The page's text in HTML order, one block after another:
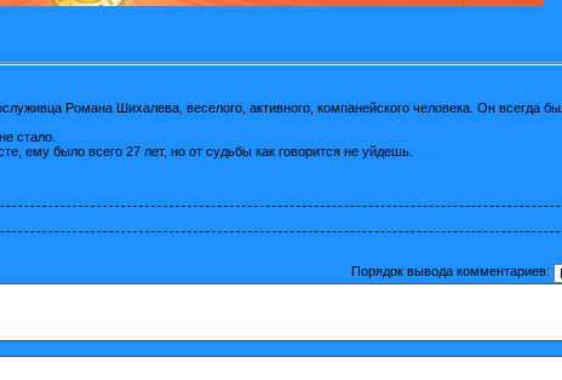
Романа Шихалева, веселого, активного, компанейского человека. Он всегда
стало.
ему было всего 27 лет, но от судьбы как говорится не уйдешь.
Порядок вывода комментариев: